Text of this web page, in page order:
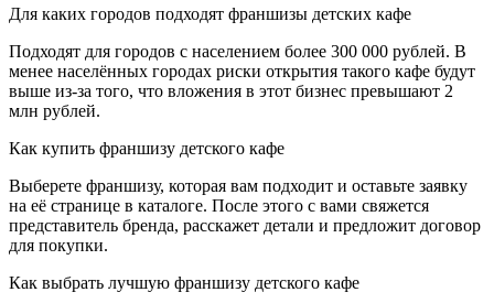
Для каких городов подходят франшизы детских кафе
Подходят для городов с населением более 300 000 рублей. В
менее населённых городах риски открытия такого кафе будут
выше из-за того, что вложения в этот бизнес превышают 2
млн рублей.
Как купить франшизу детского кафе
Выберете франшизу, которая вам подходит и оставьте заявку
на её странице в каталоге. После этого с вами свяжется
представитель бренда, расскажет детали и предложит договор
для покупки.
Как выбрать лучшую франшизу детского кафе